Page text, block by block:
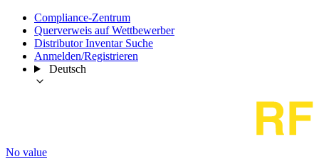
Compliance-Zentrum
Querverweis auf Wettbewerber
Distributor Inventar Suche
Anmelden/Registrieren
Deutsch
No value